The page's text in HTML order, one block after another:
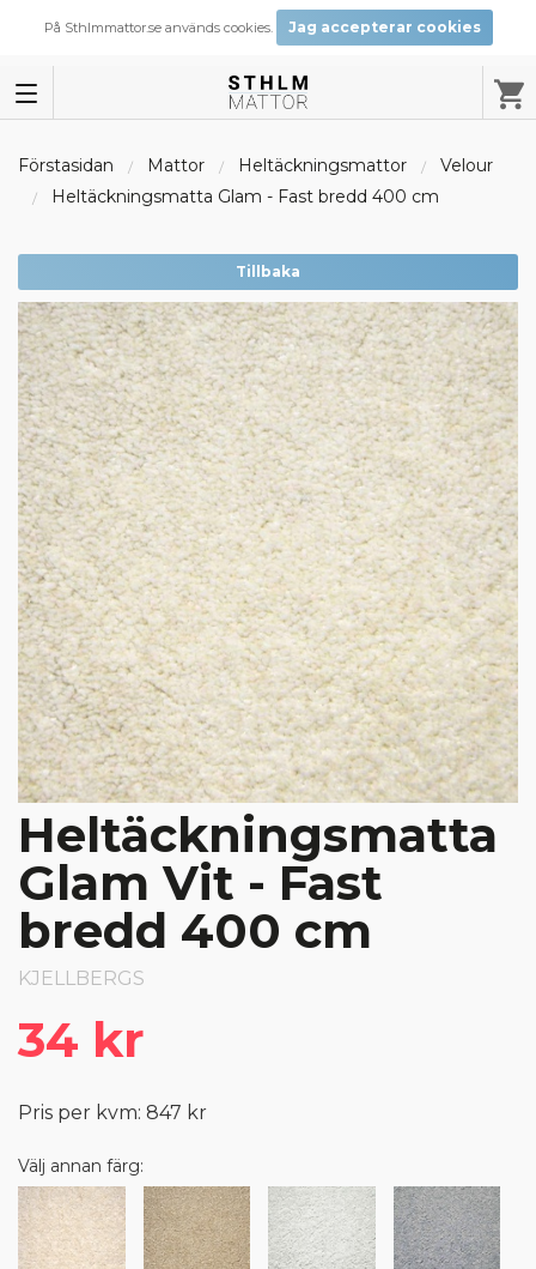
På Sthlmmattor.se används cookies. Jag accepterar cookies
Förstasidan Mattor Heltäckningsmattor
Velour
Heltäckningsmatta Glam - Fast bredd 400 cm
Tillbaka
Heltäckningsmatta
Glam Vit - Fast
bredd 400 cm
KJELLBERGS
34 kr
Pris per kvm: 847 kr
Välj annan färg: